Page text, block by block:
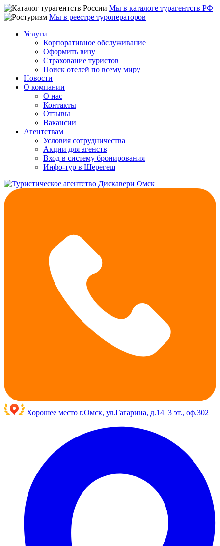
Мы в каталоге турагентств РФ
Мы в реестре туроператоров
Услуги
Корпоративное обслуживание
Оформить визу
Страхование туристов
Поиск отелей по всему миру
Новости
О компании
О нас
Контакты
Отзывы
Вакансии
Агентствам
Условия сотрудничества
Акции для агенств
Вход в систему бронирования
Инфо-тур в Шерегеш
Хорошее место г.Омск, ул.Гагарина, д.14, 3 эт., оф.302